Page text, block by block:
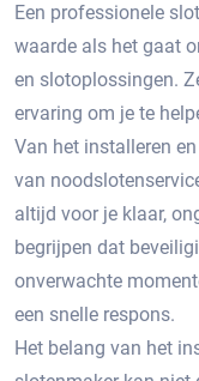
Een professionele
waarde als het gaat
en slotoplossingen.​
ervaring om je te
Van het installeren
van
altijd voor je klaar,
begrijpen dat
onverwachte
een snelle respons.​
Het belang van het